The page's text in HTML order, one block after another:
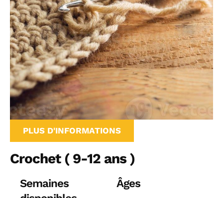
PLUS D'INFORMATIONS
Crochet ( 9-12 ans )
Semaines
Âges